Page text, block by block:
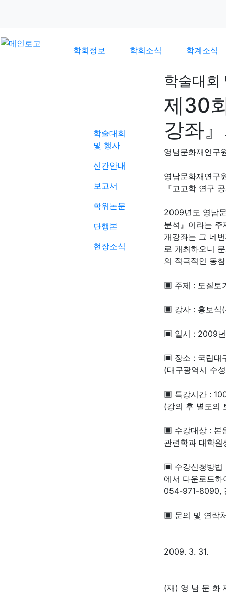
학회정보 학회소식 학계소식
학술대회
및 행사
신간안내
보고서
학위논문
단행본
현장소식
학술대회
제30
강좌
영남문화재연구
영남문화재연구
『고고학 연구
2009년도 영남
분석』이라는
개강좌는 그 네
로 개최하오니
의 적극적인 동
▣ 주제 : 도질토
▣ 강사 : 홍보식
▣ 일시 : 2009
▣ 장소 : 국립대
(대구광역시 수
▣ 특강시간 :
(강의 후 별도의
▣ 수강대상 : 본
관련학과 대학원
▣ 수강신청방법
에서 다운로드하
054-971-8090,
▣ 문의 및 연락
2009. 3. 31.
(재) 영 남 문 화